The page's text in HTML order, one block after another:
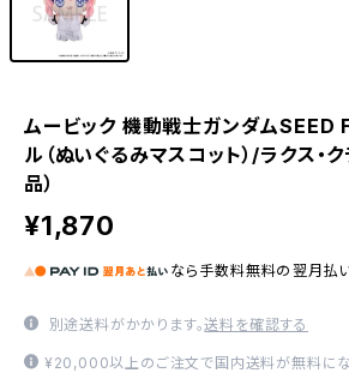
ムービック 機動戦士ガンダムSEED
ル（ぬいぐるみマスコット）/ラクス
品）
¥1,870
なら 手数料無料の 翌月払
別途送料がかかります。送料を確認する
¥20,000以上のご注文で国内送料が無料にな